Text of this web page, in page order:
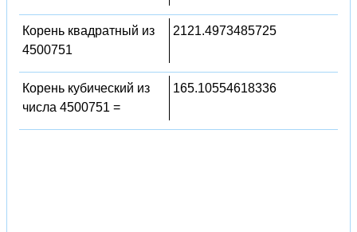
Корень квадратный из
4500751
2121.4973485725
Корень кубический из
числа 4500751 =
165.10554618336